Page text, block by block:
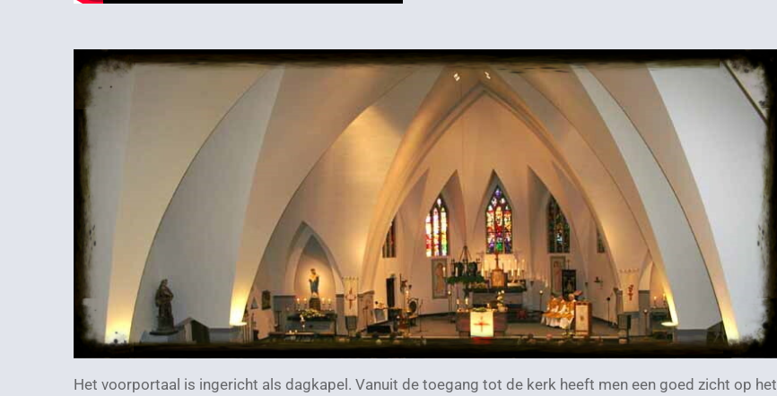
Het voorportaal is ingericht als dagkapel. Vanuit de toegang tot de kerk heeft men een goed zicht op het